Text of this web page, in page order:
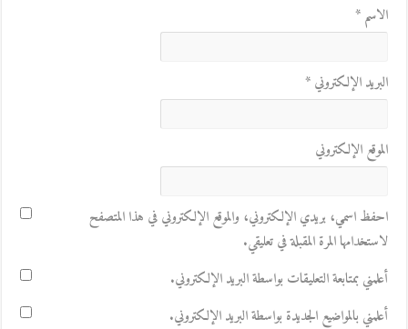
الاسم*
البريد الإلكتروني*
الموقع الإلكتروني
احفظ اسمي، بريدي الإلكتروني، والموقع الإلكتروني في هذا المتصفح
لاستخدامها المرة المقبلة في تعليقي.
أعلمني بمتابعة التعليقات بواسطة البريد الإلكتروني.
أعلمني بالمواضيع الجديدة بواسطة البريد الإلكتروني.